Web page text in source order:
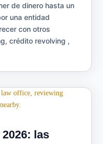
de dinero hasta un
una entidad
con otros
crédito revolving ,
las